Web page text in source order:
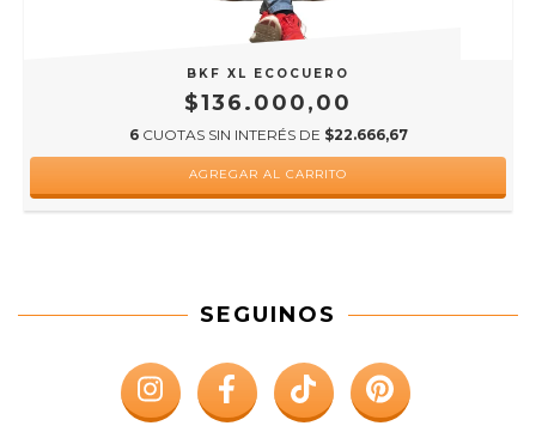
BKF XL ECOCUERO
$136.000,00
6 CUOTAS SIN INTERÉS DE $22.666,67
AGREGAR AL CARRITO
SEGUINOS